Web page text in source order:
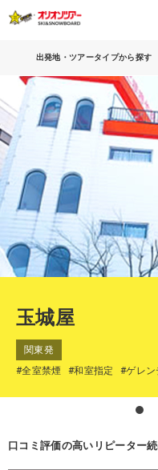
出発地・ツアータイプから探す
玉城屋
関東発
#全室禁煙
#和室指定 #ゲレン
口コミ評価の高いリピーター続